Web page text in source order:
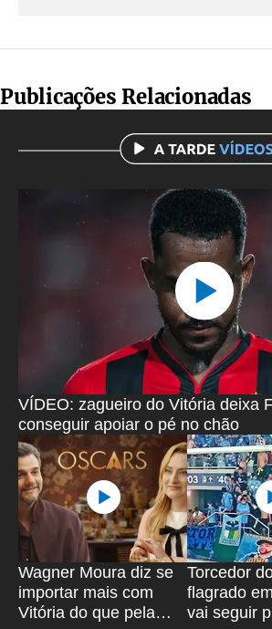
Publicações Relacionadas
VÍDEO: zagueiro do Vitória deixa
conseguir apoiar o pé no chão
Wagner Moura diz se
importar mais com
Vitória do que pela
Torcedor
flagrado
vai seguir